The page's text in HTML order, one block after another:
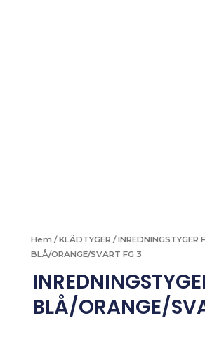
Hem /KLÄDTYGER / INREDNINGSTYGER
BLÅ/ORANGE/SVART FG 3
BLÅ/ORANGE/